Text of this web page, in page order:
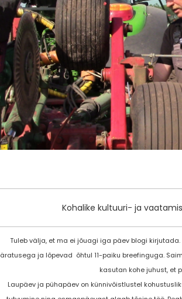
Kohalike kultuuri- ja
Tuleb välja, et ma ei jõuagi iga päev blogi
äratusega ja lõpevad õhtul 11-paiku breefinguga.
kasutan kohe juhust, et
Laupäev ja pühapäev on künnivõistlustel